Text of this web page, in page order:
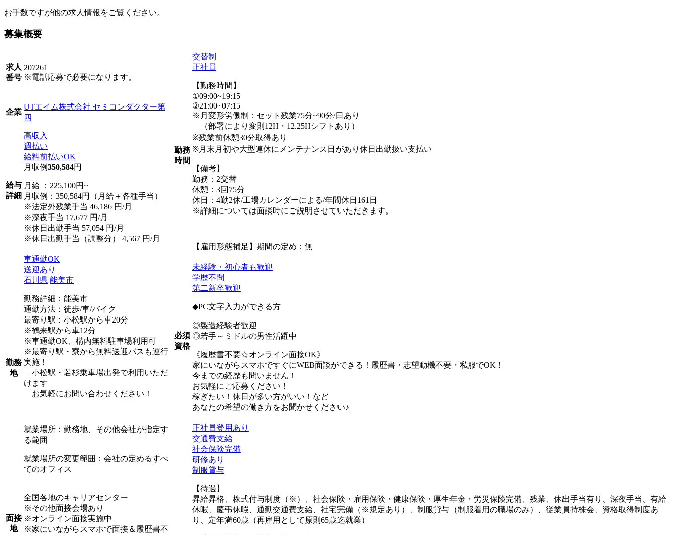
お手数ですが他の求人情報をご覧ください。
募集概要
求人
番号
207261
※電話応募で必要になります。
企業
UTエイム株式会社 セミコンダクター第
四
給与
詳細
高収入
週払い
給料前払いOK
月収例350,584円
月給 ：225,100円~
月収例：350,584円（月給＋各種手当）
※法定外残業手当 46,186 円/月
※深夜手当 17,677 円/月
※休日出勤手当 57,054 円/月
※休日出勤手当（調整分） 4,567 円/月
勤務
地
車通勤OK
送迎あり
石川県 能美市
勤務詳細：能美市
通勤方法：徒歩/車/バイク
最寄り駅：小松駅から車20分
※鶴来駅から車12分
※車通勤OK、構内無料駐車場利用可
※最寄り駅・寮から無料送迎バスも運行
実施！
小松駅・若杉乗車場出発で利用いただ
けます
お気軽にお問い合わせください！
就業場所：勤務地、その他会社が指定す
る範囲
就業場所の変更範囲：会社の定めるすべ
てのオフィス
面接
地
全国各地のキャリアセンター
※その他面接会場あり
※オンライン面接実施中
※家にいながらスマホで面接＆履歴書不
勤務
時間
交替制
正社員
【勤務時間】
①09:00~19:15
②21:00~07:15
※月変形労働制：セット残業75分~90分/日あり
（部署により変則12H・12.25Hシフトあり）
※残業前休憩30分取得あり
※月末月初や大型連休にメンテナンス日があり休日出勤扱い支払い
【備考】
勤務：2交替
休憩：3回75分
休日：4勤2休/工場カレンダーによる/年間休日161日
※詳細については面談時にご説明させていただきます。
【雇用形態補足】期間の定め：無
必須
資格
未経験・初心者も歓迎
学歴不問
第二新卒歓迎
◆PC文字入力ができる方
◎製造経験者歓迎
◎若手～ミドルの男性活躍中
《履歴書不要☆オンライン面接OK》
家にいながらスマホですぐにWEB面談ができる！履歴書・志望動機不要・私服でOK！
今までの経歴も問いません！
お気軽にご応募ください！
稼ぎたい！休日が多い方がいい！など
あなたの希望の働き方をお聞かせください♪
正社員登用あり
交通費支給
社会保険完備
研修あり
制服貸与
【待遇】
昇給昇格、株式付与制度（※）、社会保険・雇用保険・健康保険・厚生年金・労災保険完備、残業、休出手当有り、深夜手当、有給
休暇、慶弔休暇、通勤交通費支給、社宅完備（※規定あり）、制服貸与（制服着用の職場のみ）、従業員持株会、資格取得制度あ
り、定年満60歳（再雇用として原則65歳迄就業）